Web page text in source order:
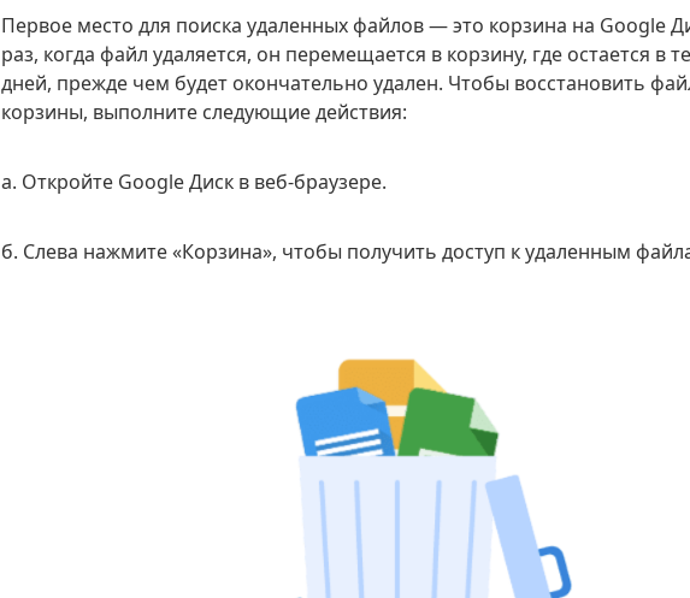
Первое место для поиска удаленных файлов — это корзина на Google
раз, когда файл удаляется, он перемещается в корзину, где остается в
дней, прежде чем будет окончательно удален. Чтобы восстановить
корзины, выполните следующие действия:
а. Откройте Google Диск в веб-браузере.
б. Слева нажмите «Корзина», чтобы получить доступ к удаленным